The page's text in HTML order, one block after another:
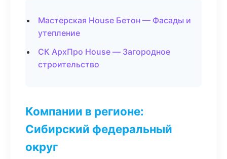
Мастерская House Бетон — Фасады и
утепление
СК АрхПро House — Загородное
строительство
Компании в регионе:
Сибирский федеральный
округ